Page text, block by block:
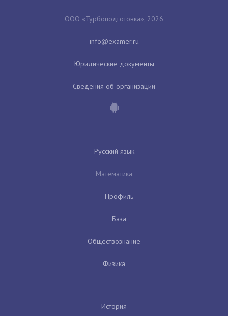
ООО «Турбоподготовка», 2026
Юридические документы
Сведения об организации
Русский язык
Математика
Профиль
База
Обществознание
Физика
История